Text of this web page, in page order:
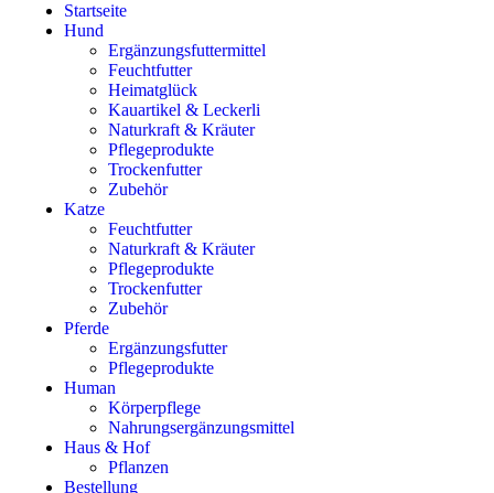
Startseite
Hund
Ergänzungsfuttermittel
Feuchtfutter
Heimatglück
Kauartikel & Leckerli
Naturkraft & Kräuter
Pflegeprodukte
Trockenfutter
Zubehör
Katze
Feuchtfutter
Naturkraft & Kräuter
Pflegeprodukte
Trockenfutter
Zubehör
Pferde
Ergänzungsfutter
Pflegeprodukte
Human
Körperpflege
Nahrungsergänzungsmittel
Haus & Hof
Pflanzen
Bestellung